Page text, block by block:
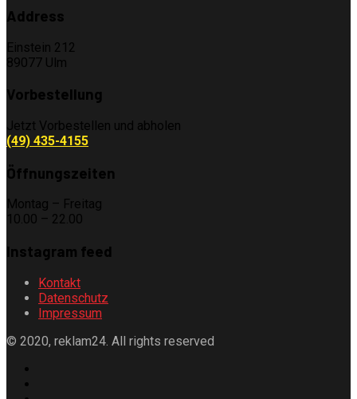
Address
Einstein 212
89077 Ulm
Vorbestellung
Jetzt Vorbestellen und abholen
(49) 435-4155
Öffnungszeiten
Montag – Freitag
10.00 – 22.00
Instagram feed
Kontakt
Datenschutz
Impressum
© 2020, reklam24. All rights reserved